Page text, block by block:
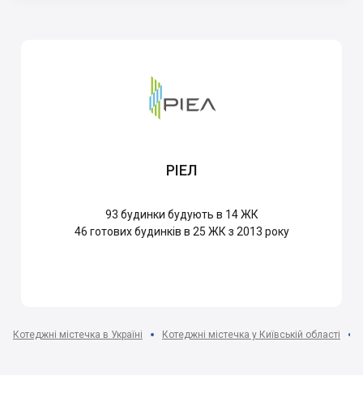
РІЕЛ
93 будинки будують в 14 ЖК
46 готових будинків в 25 ЖК з 2013 року
Котеджні містечка в Україні Котеджні містечка у Київській області